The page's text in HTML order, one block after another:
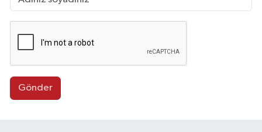
Gönder